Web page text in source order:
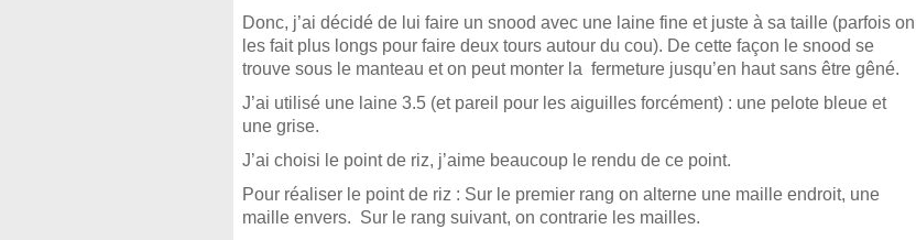
Donc, j’ai décidé de lui faire un snood avec une laine fine et juste à sa taille (parfois on
les fait plus longs pour faire deux tours autour du cou). De cette façon le snood se
trouve sous le manteau et on peut monter la fermeture jusqu’en haut sans être gêné.
J’ai utilisé une laine 3.5 (et pareil pour les aiguilles forcément) : une pelote bleue et
une grise.
J’ai choisi le point de riz, j’aime beaucoup le rendu de ce point.
Pour réaliser le point de riz : Sur le premier rang on alterne une maille endroit, une
maille envers. Sur le rang suivant, on contrarie les mailles.